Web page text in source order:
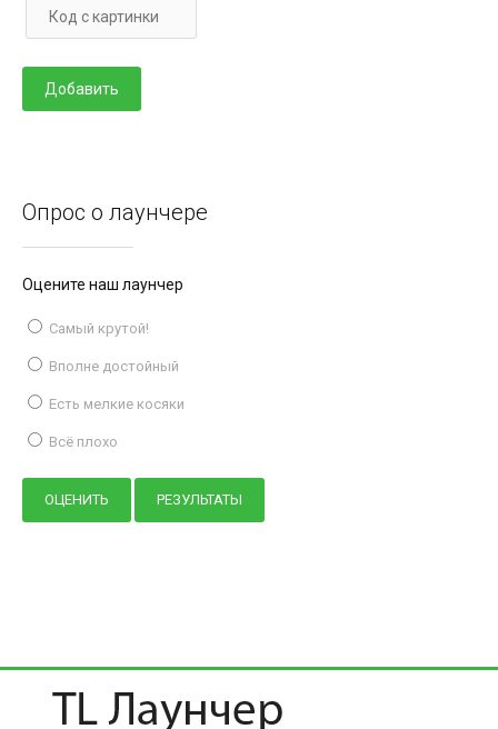
Опрос о лаунчере
Оцените наш лаунчер
Самый крутой!
Вполне достойный
Есть мелкие косяки
Всё плохо